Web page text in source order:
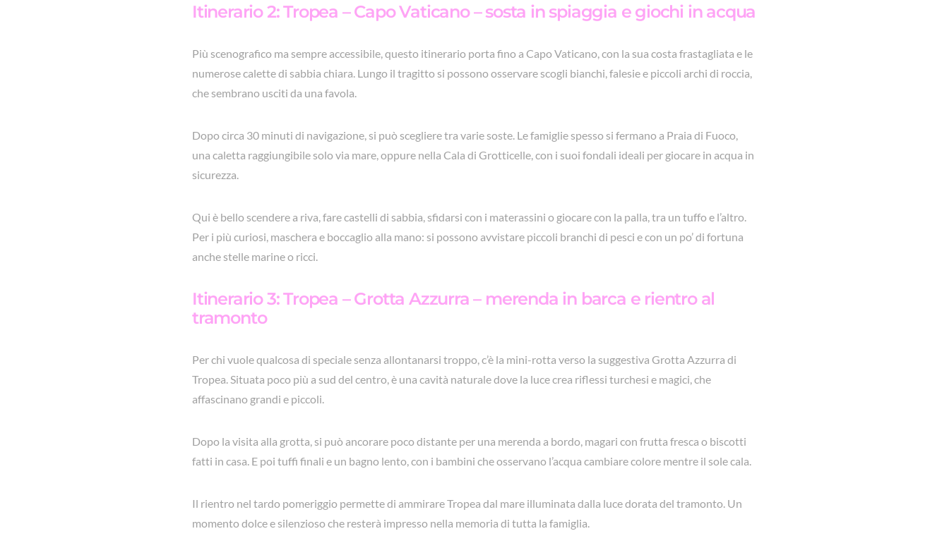
Itinerario 2: Tropea – Capo Vaticano – sosta in spiaggia e giochi in acqua
Più scenografico ma sempre accessibile, questo itinerario porta fino a Capo Vaticano, con la sua costa frastagliata e le
numerose calette di sabbia chiara. Lungo il tragitto si possono osservare scogli bianchi, falesie e piccoli archi di roccia,
che sembrano usciti da una favola.
Dopo circa 30 minuti di navigazione, si può scegliere tra varie soste. Le famiglie spesso si fermano a Praia di Fuoco,
una caletta raggiungibile solo via mare, oppure nella Cala di Grotticelle, con i suoi fondali ideali per giocare in acqua in
sicurezza.
Qui è bello scendere a riva, fare castelli di sabbia, sfidarsi con i materassini o giocare con la palla, tra un tuffo e l’altro.
Per i più curiosi, maschera e boccaglio alla mano: si possono avvistare piccoli branchi di pesci e con un po’ di fortuna
anche stelle marine o ricci.
Itinerario 3: Tropea – Grotta Azzurra – merenda in barca e rientro al
tramonto
Per chi vuole qualcosa di speciale senza allontanarsi troppo, c’è la mini-rotta verso la suggestiva Grotta Azzurra di
Tropea. Situata poco più a sud del centro, è una cavità naturale dove la luce crea riflessi turchesi e magici, che
affascinano grandi e piccoli.
Dopo la visita alla grotta, si può ancorare poco distante per una merenda a bordo, magari con frutta fresca o biscotti
fatti in casa. E poi tuffi finali e un bagno lento, con i bambini che osservano l’acqua cambiare colore mentre il sole cala.
Il rientro nel tardo pomeriggio permette di ammirare Tropea dal mare illuminata dalla luce dorata del tramonto. Un
momento dolce e silenzioso che resterà impresso nella memoria di tutta la famiglia.